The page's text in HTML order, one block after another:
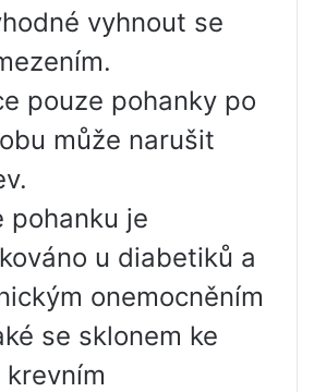
vyhnout se
pouze pohanky po
může narušit
pohanku je
u diabetiků a
onemocněním
se sklonem ke